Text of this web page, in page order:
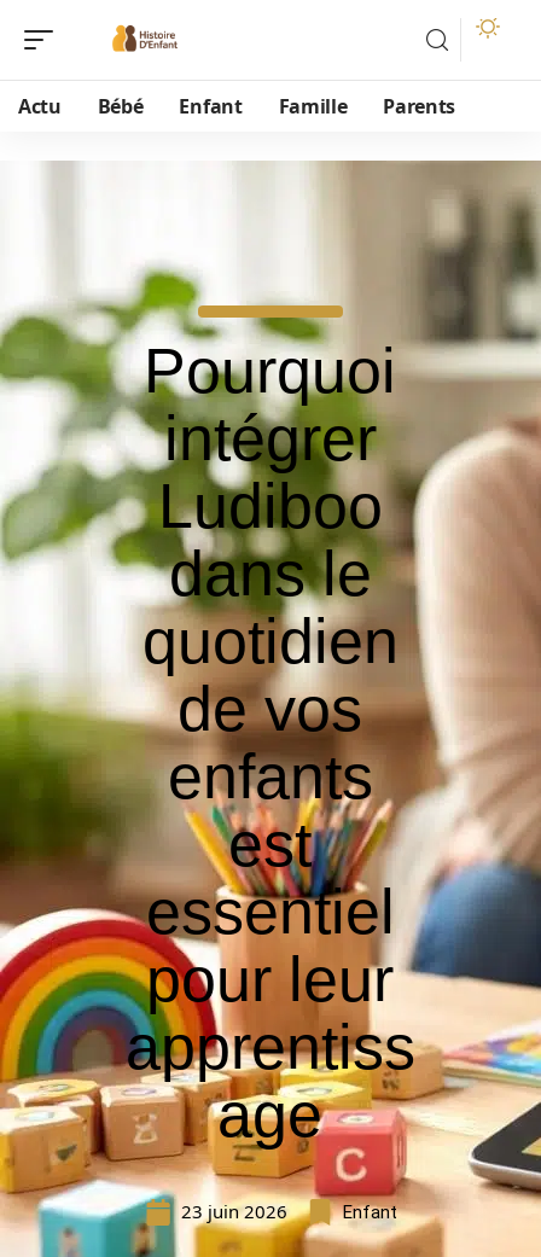
Actu Bébé Enfant Famille Parents
Pourquoi
intégrer
Ludiboo
dans le
quotidien
de vos
enfants
est
essentiel
pour leur
apprentiss
age
23 juin 2026 Enfant